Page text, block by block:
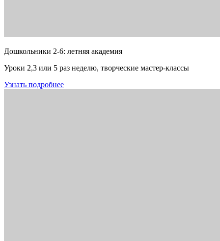
Дошкольники 2-6: летняя академия
Уроки 2,3 или 5 раз неделю, творческие мастер-классы
Узнать подробнее